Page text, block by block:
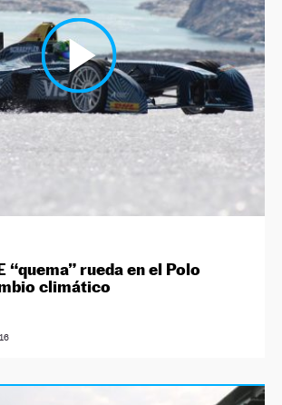
“quema” rueda en el Polo
climático